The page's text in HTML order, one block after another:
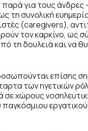
για τους άνδρες
τη συνολική
(caregivers),
τον καρκίνο, ως
τη δουλειά και να
επίσης
των ηγετικών
χώρους